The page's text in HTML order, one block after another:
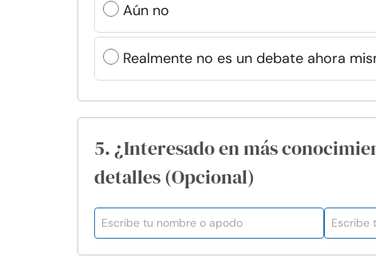
Aún no
Realmente no es un debate ahora
5. ¿Interesado en más
detalles (Opcional)